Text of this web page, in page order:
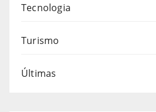
Tecnologia
Turismo
Últimas